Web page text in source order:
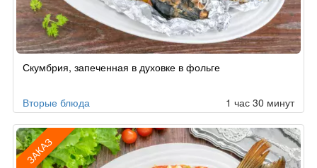
Скумбрия, запеченная в духовке в фольге
Вторые блюда 1 час 30 минут
ЗАКАЗ